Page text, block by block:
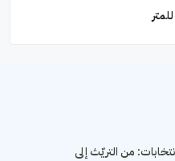
من التريّث إلى